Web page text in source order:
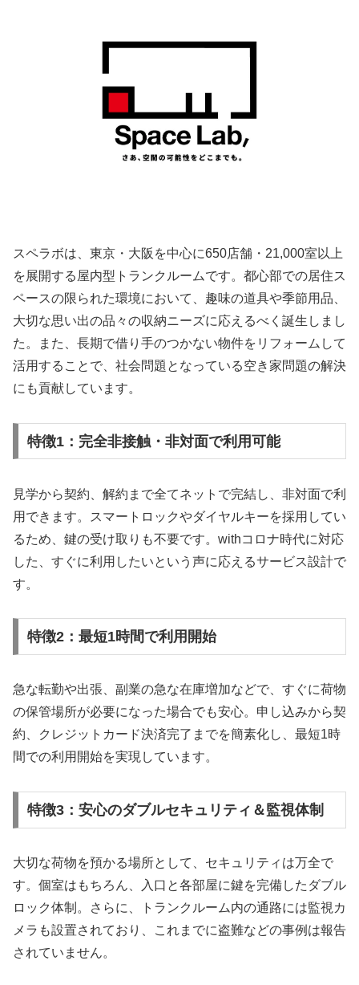
スペラボは、東京・大阪を中心に650店舗・21,000室以上
を展開する屋内型トランクルームです。都心部での居住ス
ペースの限られた環境において、趣味の道具や季節用品、
大切な思い出の品々の収納ニーズに応えるべく誕生しまし
た。また、長期で借り手のつかない物件をリフォームして
活用することで、社会問題となっている空き家問題の解決
にも貢献しています。
特徴1：完全非接触・非対面で利用可能
見学から契約、解約まで全てネットで完結し、非対面で利
用できます。スマートロックやダイヤルキーを採用してい
るため、鍵の受け取りも不要です。withコロナ時代に対応
した、すぐに利用したいという声に応えるサービス設計で
す。
特徴2：最短1時間で利用開始
急な転勤や出張、副業の急な在庫増加などで、すぐに荷物
の保管場所が必要になった場合でも安心。申し込みから契
約、クレジットカード決済完了までを簡素化し、最短1時
間での利用開始を実現しています。
特徴3：安心のダブルセキュリティ＆監視体制
大切な荷物を預かる場所として、セキュリティは万全で
す。個室はもちろん、入口と各部屋に鍵を完備したダブル
ロック体制。さらに、トランクルーム内の通路には監視カ
メラも設置されており、これまでに盗難などの事例は報告
されていません。